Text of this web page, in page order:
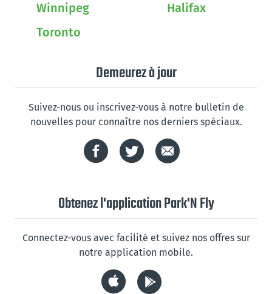
Winnipeg
Toronto
Halifax
Demeurez à jour
Suivez-nous ou inscrivez-vous à notre bulletin de
nouvelles pour connaître nos derniers spéciaux.
Obtenez l'application Park'N Fly
Connectez-vous avec facilité et suivez nos offres sur
notre application mobile.